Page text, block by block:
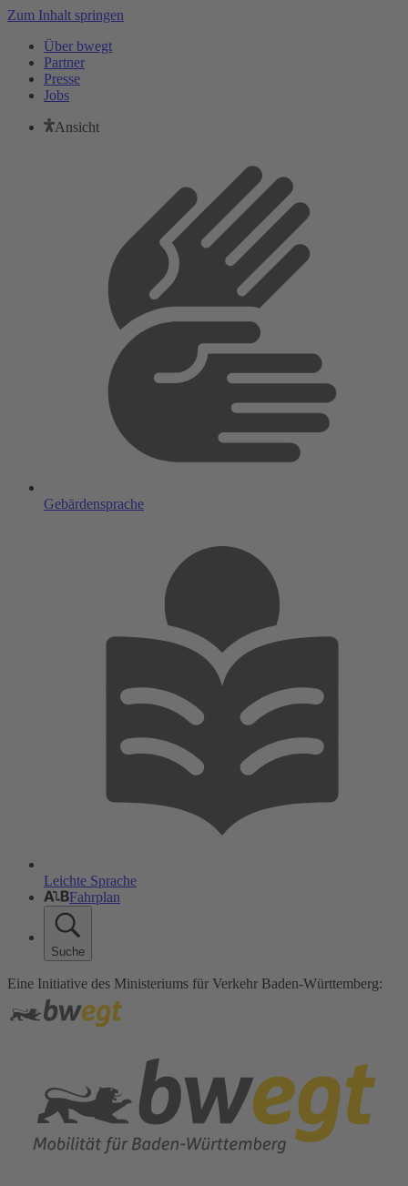
Zum Inhalt springen
Über bwegt
Partner
Presse
Jobs
Ansicht
Gebärdensprache
Leichte Sprache
Fahrplan
Suche
Eine Initiative des Ministeriums für Verkehr Baden-Württemberg: